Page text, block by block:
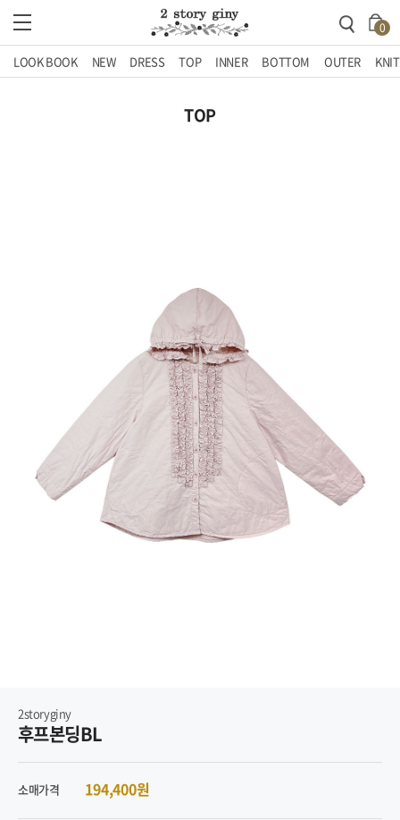
0
LOOK BOOK NEW DRESS TOP INNER BOTTOM OUTER KNIT
TOP
2storyginy
후프본딩BL
소매가격 194,400원